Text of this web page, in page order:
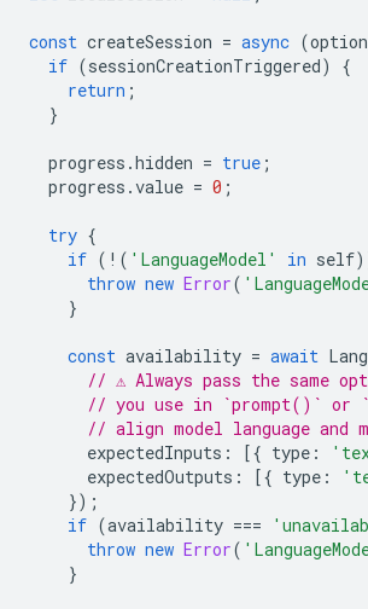
const createSession = async (
if (sessionCreationTriggered)
{
return ;
}
progress .hidden = true ;
progress .value = 0 ;
try {
if ( ! ( 'LanguageModel' in self
throw new Error(
}
const availability = await
// ⚠️ Always pass the same
// you use in `prompt()` or
// align model language
expectedInputs : [{ type :
expectedOutputs : [{ type :
});
if (availability ===
throw new Error(
}